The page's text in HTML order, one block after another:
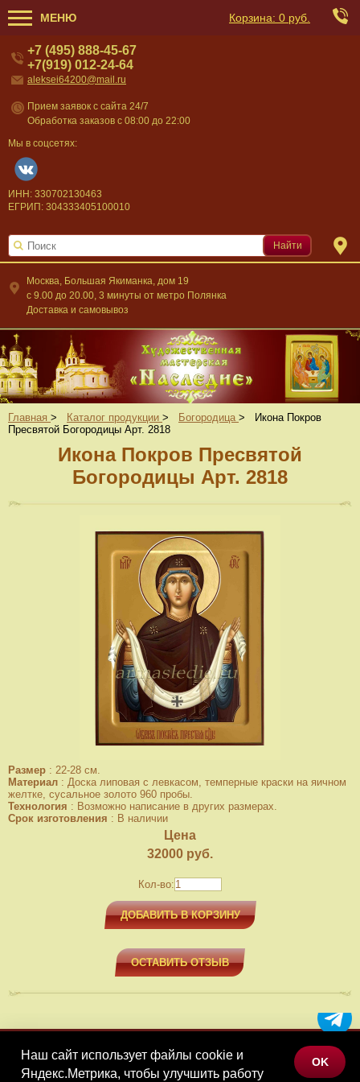
МЕНЮ Корзина: 0 руб.
Москва, Большая Якиманка, дом 19
c 9.00 до 20.00, 3 минуты от метро Полянка
Доставка и самовывоз
+7 (495) 888-45-67
+7(919) 012-24-64
aleksei64200@mail.ru
Прием заявок с сайта 24/7
Обработка заказов с 08:00 до 22:00
Мы в соцсетях:
ИНН: 330702130463
ЕГРИП: 304333405100010
Найти
Главная > Каталог продукции > Богородица >
Икона Покров
Пресвятой Богородицы Арт. 2818
Икона Покров Пресвятой
Богородицы Арт. 2818
Размер : 22-28 см.
Материал : Доска липовая с левкасом, темперные краски на яичном
желтке, сусальное золото 960 пробы.
Технология : Возможно написание в других размерах.
Срок изготовления : В наличии
Цена
32000 руб.
Кол-во:
ДОБАВИТЬ В КОРЗИНУ
ОСТАВИТЬ ОТЗЫВ
МЕНЮ
КАТАЛОГ ТОВАРОВ
Наш сайт использует файлы cookie и
Яндекс.Метрика, чтобы улучшить работу
OK